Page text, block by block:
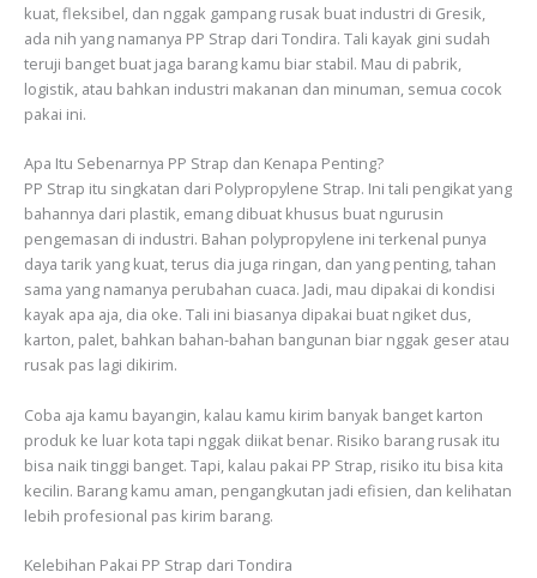
kuat, fleksibel, dan nggak gampang rusak buat industri di Gresik,
ada nih yang namanya PP Strap dari Tondira. Tali kayak gini sudah
teruji banget buat jaga barang kamu biar stabil. Mau di pabrik,
logistik, atau bahkan industri makanan dan minuman, semua cocok
pakai ini.
Apa Itu Sebenarnya PP Strap dan Kenapa Penting?
PP Strap itu singkatan dari Polypropylene Strap. Ini tali pengikat yang
bahannya dari plastik, emang dibuat khusus buat ngurusin
pengemasan di industri. Bahan polypropylene ini terkenal punya
daya tarik yang kuat, terus dia juga ringan, dan yang penting, tahan
sama yang namanya perubahan cuaca. Jadi, mau dipakai di kondisi
kayak apa aja, dia oke. Tali ini biasanya dipakai buat ngiket dus,
karton, palet, bahkan bahan-bahan bangunan biar nggak geser atau
rusak pas lagi dikirim.
Coba aja kamu bayangin, kalau kamu kirim banyak banget karton
produk ke luar kota tapi nggak diikat benar. Risiko barang rusak itu
bisa naik tinggi banget. Tapi, kalau pakai PP Strap, risiko itu bisa kita
kecilin. Barang kamu aman, pengangkutan jadi efisien, dan kelihatan
lebih profesional pas kirim barang.
Kelebihan Pakai PP Strap dari Tondira